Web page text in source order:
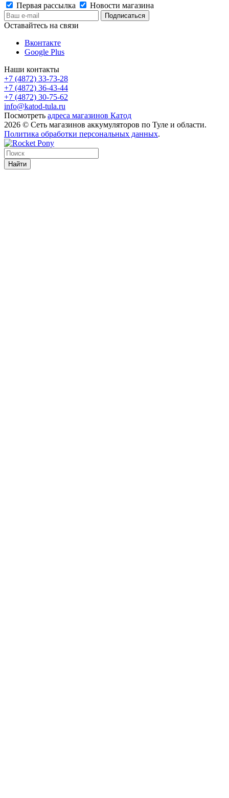
Первая рассылка
Новости магазина
Оставайтесь на связи
Вконтакте
Google Plus
Наши контакты
+7 (4872) 33-73-28
+7 (4872) 36-43-44
+7 (4872) 30-75-62
info@katod-tula.ru
Посмотреть адреса магазинов Катод
2026 © Сеть магазинов аккумуляторов по Туле и области.
Политика обработки персональных данных.
Найти